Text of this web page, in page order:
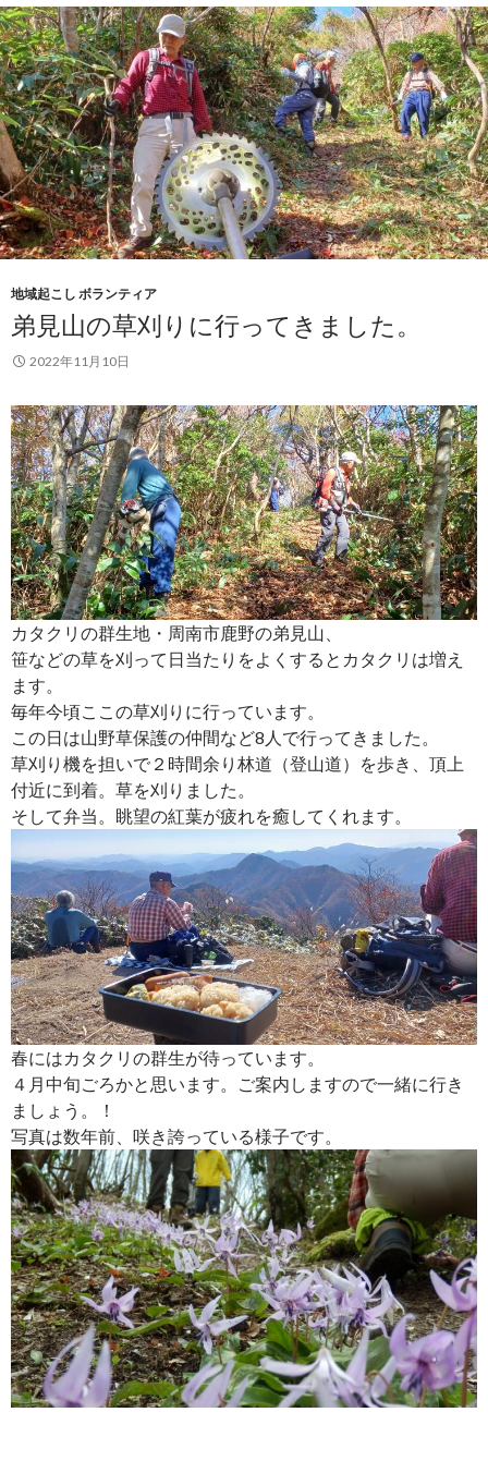
地域起こし ボランティア
弟見山の草刈りに行ってきました。
2022年11月10日
カタクリの群生地・周南市鹿野の弟見山、
笹などの草を刈って日当たりをよくするとカタクリは増え
ます。
毎年今頃ここの草刈りに行っています。
この日は山野草保護の仲間など8人で行ってきました。
草刈り機を担いで２時間余り林道（登山道）を歩き、頂上
付近に到着。草を刈りました。
そして弁当。眺望の紅葉が疲れを癒してくれます。
春にはカタクリの群生が待っています。
４月中旬ごろかと思います。ご案内しますので一緒に行き
ましょう。！
写真は数年前、咲き誇っている様子です。